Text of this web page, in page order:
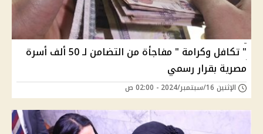
" تكافل وكرامة " مفاجأة من التضامن لـ 50 ألف أسرة
مصرية بقرار رسمي
الإثنين 16/سبتمبر/2024 - 02:00 ص